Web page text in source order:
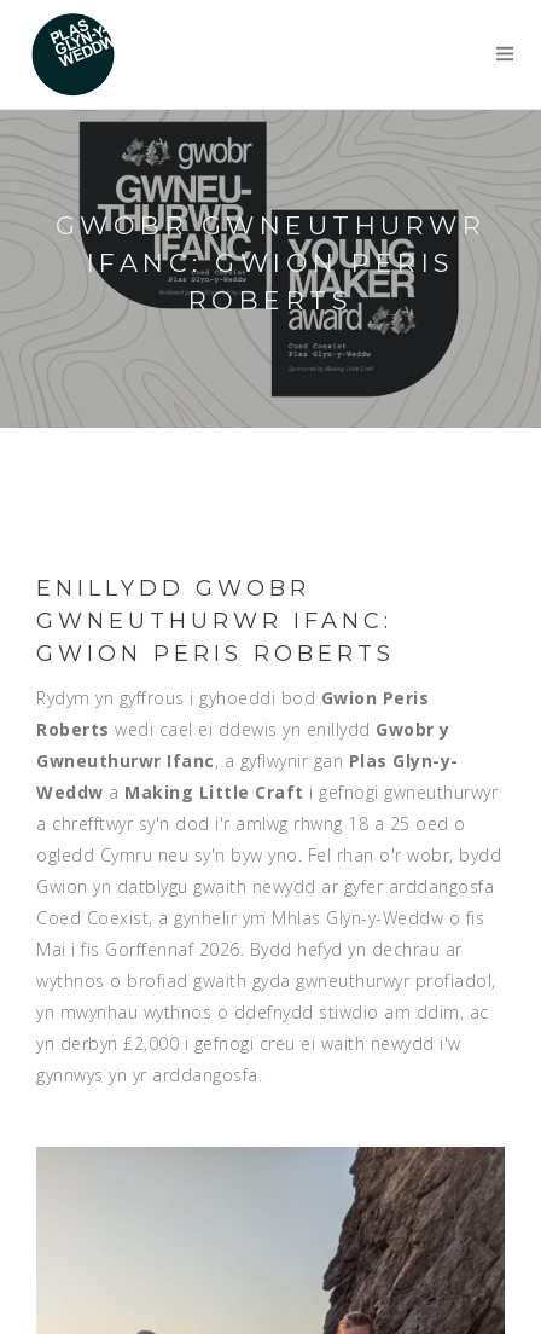
GWOBR GWNEUTHURWR
IFANC: GWION PERIS
ROBERTS
ENILLYDD GWOBR
GWNEUTHURWR IFANC:
GWION PERIS ROBERTS
Rydym yn gyffrous i gyhoeddi bod Gwion Peris
Roberts wedi cael ei ddewis yn enillydd Gwobr y
Gwneuthurwr Ifanc, a gyflwynir gan Plas Glyn-y-
Weddw a Making Little Craft i gefnogi gwneuthurwyr
a chrefftwyr sy'n dod i'r amlwg rhwng 18 a 25 oed o
ogledd Cymru neu sy'n byw yno. Fel rhan o'r wobr, bydd
Gwion yn datblygu gwaith newydd ar gyfer arddangosfa
Coed Coexist, a gynhelir ym Mhlas Glyn-y-Weddw o fis
Mai i fis Gorffennaf 2026. Bydd hefyd yn dechrau ar
wythnos o brofiad gwaith gyda gwneuthurwyr profiadol,
yn mwynhau wythnos o ddefnydd stiwdio am ddim, ac
yn derbyn £2,000 i gefnogi creu ei waith newydd i'w
gynnwys yn yr arddangosfa.